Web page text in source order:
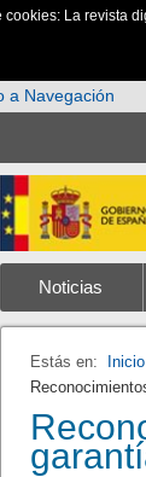
cookies: La revista
a Navegación
Noticias
Estás en: Inicio